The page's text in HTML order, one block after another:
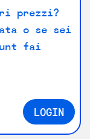
prezzi?
o se sei
fai
LOGIN